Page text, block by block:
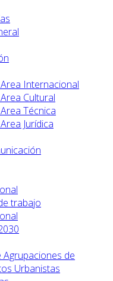
Internacional
Cultural
Técnica
Jurídica
trabajo
Agrupaciones de
Urbanistas